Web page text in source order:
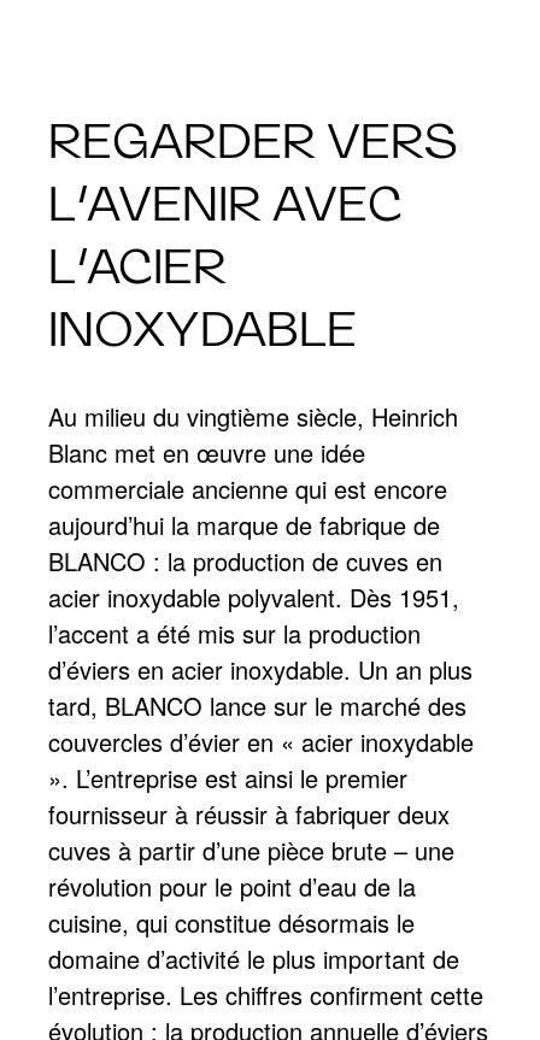
REGARDER VERS
L’AVENIR AVEC
L’ACIER
INOXYDABLE
Au milieu du vingtième siècle, Heinrich
Blanc met en œuvre une idée
commerciale ancienne qui est encore
aujourd’hui la marque de fabrique de
BLANCO : la production de cuves en
acier inoxydable polyvalent. Dès 1951,
l’accent a été mis sur la production
d’éviers en acier inoxydable. Un an plus
tard, BLANCO lance sur le marché des
couvercles d’évier en « acier inoxydable
». L’entreprise est ainsi le premier
fournisseur à réussir à fabriquer deux
cuves à partir d’une pièce brute – une
révolution pour le point d’eau de la
cuisine, qui constitue désormais le
domaine d’activité le plus important de
l’entreprise. Les chiffres confirment cette
évolution : la production annuelle d’éviers